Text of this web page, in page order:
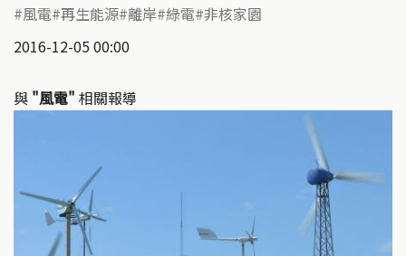
風電 再生能源 離岸 綠電 非核家園
2016-12-05 00:00
與 "風電" 相關報導